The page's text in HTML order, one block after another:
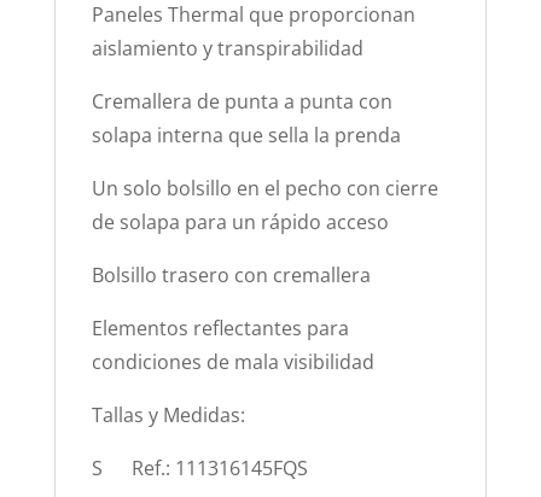
Paneles Thermal que proporcionan
aislamiento y transpirabilidad
Cremallera de punta a punta con
solapa interna que sella la prenda
Un solo bolsillo en el pecho con cierre
de solapa para un rápido acceso
Bolsillo trasero con cremallera
Elementos reflectantes para
condiciones de mala visibilidad
Tallas y Medidas:
S Ref.: 111316145FQS